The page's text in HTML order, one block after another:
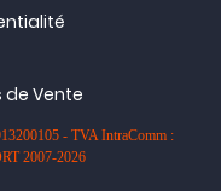
de Vente
- TVA IntraComm :
2007-2026